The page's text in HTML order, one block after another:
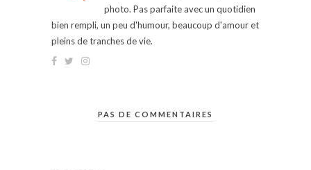
photo. Pas parfaite avec un quotidien
bien rempli, un peu d'humour, beaucoup d'amour et
pleins de tranches de vie.
PAS DE COMMENTAIRES